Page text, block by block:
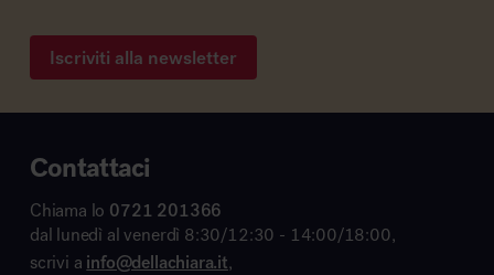
Iscriviti alla newsletter
Contattaci
Chiama lo 0721 201366
dal lunedì al venerdì 8:30/12:30 - 14:00/18:00,
scrivi a info@dellachiara.it,